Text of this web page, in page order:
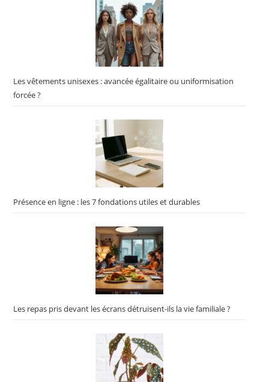
Les vêtements unisexes : avancée égalitaire ou uniformisation
forcée ?
Présence en ligne : les 7 fondations utiles et durables
Les repas pris devant les écrans détruisent-ils la vie familiale ?